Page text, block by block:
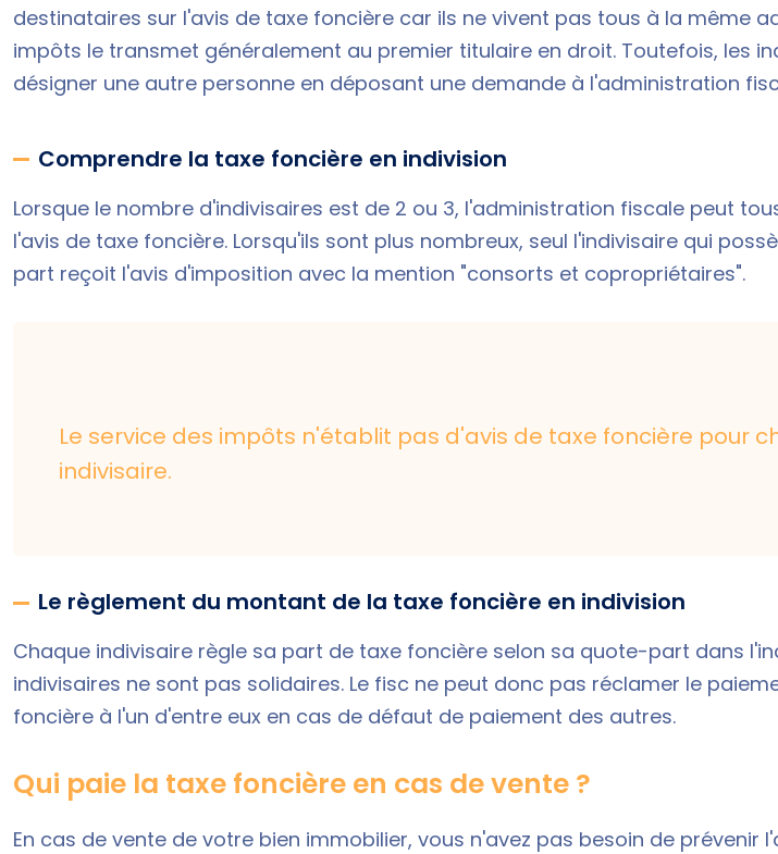
destinataires sur l'avis de taxe foncière car ils ne vivent pas tous à la même
impôts le transmet généralement au premier titulaire en droit. Toutefois, les
désigner une autre personne en déposant une demande à l'administration
Comprendre la taxe foncière en indivision
Lorsque le nombre d'indivisaires est de 2 ou 3, l'administration fiscale peut
l'avis de taxe foncière. Lorsqu'ils sont plus nombreux, seul l'indivisaire qui
part reçoit l'avis d'imposition avec la mention "consorts et copropriétaires".
Le service des impôts n'établit pas d'avis de taxe foncière pour
indivisaire.
Le règlement du montant de la taxe foncière en indivision
Chaque indivisaire règle sa part de taxe foncière selon sa quote-part dans
indivisaires ne sont pas solidaires. Le fisc ne peut donc pas réclamer le
foncière à l'un d'entre eux en cas de défaut de paiement des autres.
Qui paie la taxe foncière en cas de vente ?
En cas de vente de votre bien immobilier, vous n'avez pas besoin de prévenir